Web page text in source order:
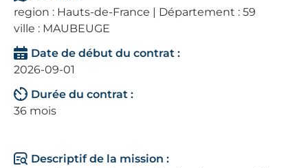
region : Hauts-de-France | Département : 59
ville : MAUBEUGE
Date de début du contrat :
2026-09-01
Durée du contrat :
36 mois
Descriptif de la mission :